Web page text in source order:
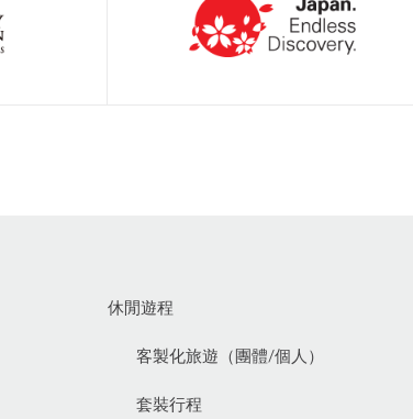
休閒遊程
客製化旅遊（團體/個人）
套裝行程